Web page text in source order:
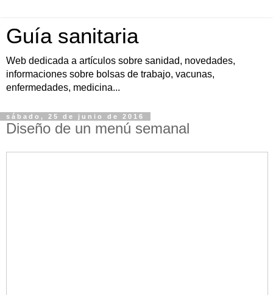
Guía sanitaria
Web dedicada a artículos sobre sanidad, novedades,
informaciones sobre bolsas de trabajo, vacunas,
enfermedades, medicina...
sábado, 25 de junio de 2016
Diseño de un menú semanal